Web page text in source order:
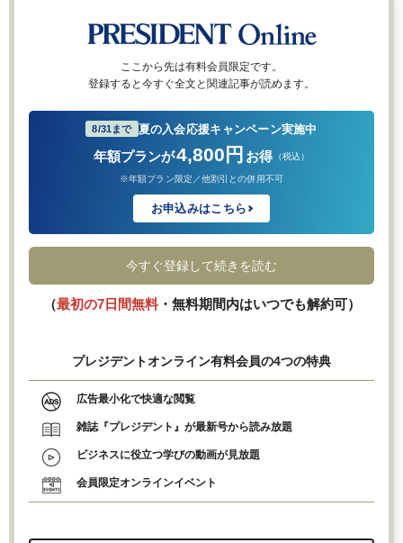
ここから先は有料会員限定です。
登録すると今すぐ全文と関連記事が読めます。
8/31まで 夏の入会応援キャンペーン実施中
年額プランが4,800円 お得 （税込）
※年額プラン限定／他割引との併用不可
お申込みはこちら
今すぐ登録して続きを読む
（最初の7日間無料・無料期間内はいつでも解約可）
プレジデントオンライン有料会員の4つの特典
広告最小化で快適な閲覧
雑誌『プレジデント』が最新号から読み放題
ビジネスに役立つ学びの動画が見放題
会員限定オンラインイベント